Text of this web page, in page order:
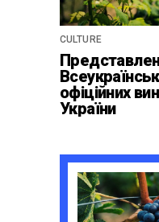
CULTURE
офіційних
України